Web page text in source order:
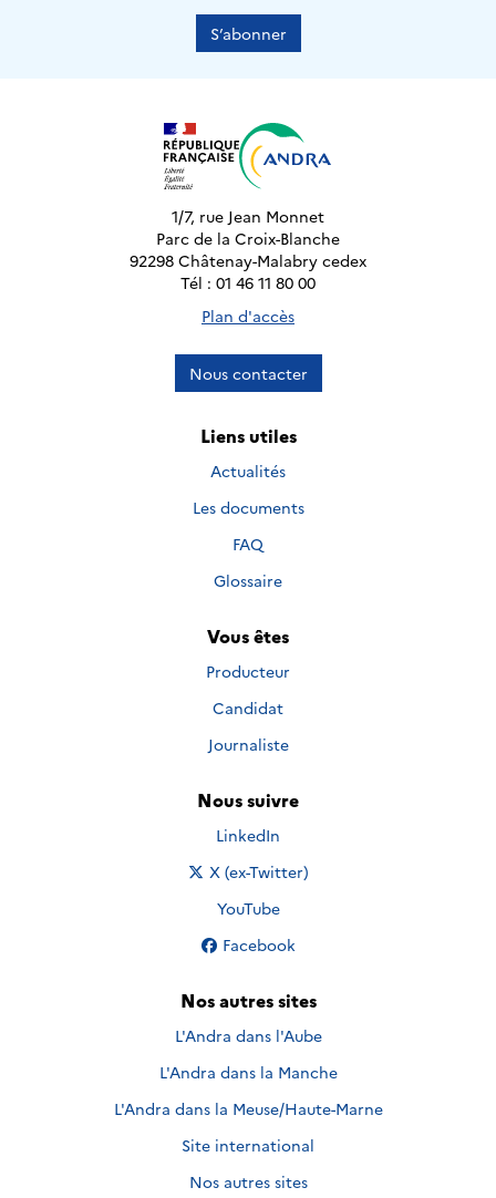
S’abonner
1/7, rue Jean Monnet
Parc de la Croix-Blanche
92298 Châtenay-Malabry cedex
Tél : 01 46 11 80 00
Plan d'accès
Nous contacter
Liens utiles
Actualités
Les documents
FAQ
Glossaire
Vous êtes
Producteur
Candidat
Journaliste
Nous suivre
Nous suivre sur
LinkedIn
Nous suivre sur
X (ex-Twitter)
Nous suivre sur
YouTube
Nous suivre sur
Facebook
Nos autres sites
L'Andra dans l'Aube
L'Andra dans la Manche
L'Andra dans la Meuse/Haute-Marne
Site international
Nos autres sites